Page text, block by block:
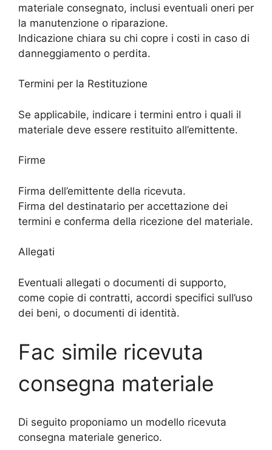
materiale consegnato, inclusi eventuali oneri per
la manutenzione o riparazione.
Indicazione chiara su chi copre i costi in caso di
danneggiamento o perdita.
Termini per la Restituzione
Se applicabile, indicare i termini entro i quali il
materiale deve essere restituito all’emittente.
Firme
Firma dell’emittente della ricevuta.
Firma del destinatario per accettazione dei
termini e conferma della ricezione del materiale.
Allegati
Eventuali allegati o documenti di supporto,
come copie di contratti, accordi specifici sull’uso
dei beni, o documenti di identità.
Fac simile ricevuta
consegna materiale
Di seguito proponiamo un modello ricevuta
consegna materiale generico.